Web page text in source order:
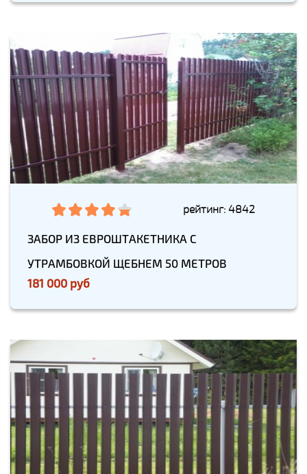
рейтинг: 4842
ЗАБОР ИЗ ЕВРОШТАКЕТНИКА С
УТРАМБОВКОЙ ЩЕБНЕМ 50 МЕТРОВ
181 000 руб